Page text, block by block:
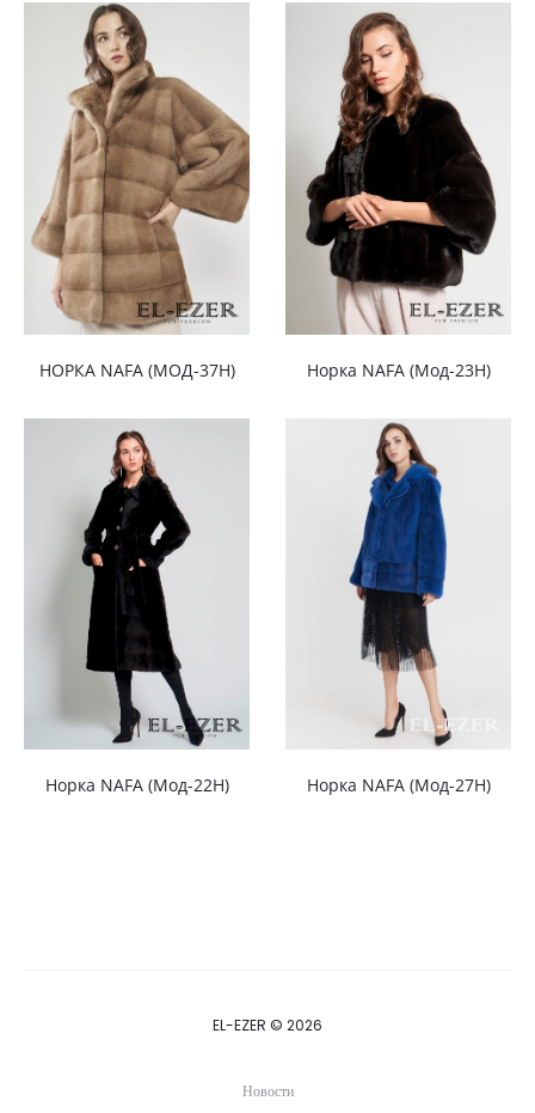
НОРКА NAFA (МОД-37Н) Норка NAFA (Мод-23Н)
Норка NAFA (Мод-22Н) Норка NAFA (Мод-27Н)
EL-EZER © 2026
Новости